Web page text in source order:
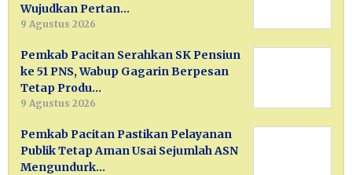
Wujudkan Pertan…
9 Agustus 2026
Pemkab Pacitan Serahkan SK Pensiun
ke 51 PNS, Wabup Gagarin Berpesan
Tetap Produ…
9 Agustus 2026
Pemkab Pacitan Pastikan Pelayanan
Publik Tetap Aman Usai Sejumlah ASN
Mengundurk…